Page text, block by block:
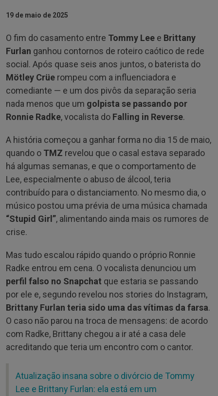
19 de maio de 2025
O fim do casamento entre Tommy Lee e Brittany
Furlan ganhou contornos de roteiro caótico de rede
social. Após quase seis anos juntos, o baterista do
Mötley Crüe rompeu com a influenciadora e
comediante — e um dos pivôs da separação seria
nada menos que um golpista se passando por
Ronnie Radke, vocalista do Falling in Reverse.
A história começou a ganhar forma no dia 15 de maio,
quando o TMZ revelou que o casal estava separado
há algumas semanas, e que o comportamento de
Lee, especialmente o abuso de álcool, teria
contribuído para o distanciamento. No mesmo dia, o
músico postou uma prévia de uma música chamada
“Stupid Girl”, alimentando ainda mais os rumores de
crise.
Mas tudo escalou rápido quando o próprio Ronnie
Radke entrou em cena. O vocalista denunciou um
perfil falso no Snapchat que estaria se passando
por ele e, segundo revelou nos stories do Instagram,
Brittany Furlan teria sido uma das vítimas da farsa.
O caso não parou na troca de mensagens: de acordo
com Radke, Brittany chegou a ir até a casa dele
acreditando que teria um encontro com o cantor.
Atualização insana sobre o divórcio de Tommy
Lee e Brittany Furlan: ela está em um